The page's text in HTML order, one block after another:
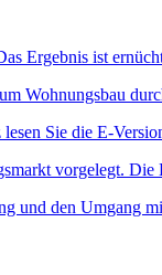
Ergebnis ist
Wohnungsbau
Sie die E-
vorgelegt. Die
und den Umgang